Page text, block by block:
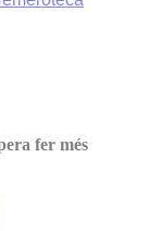
fer més